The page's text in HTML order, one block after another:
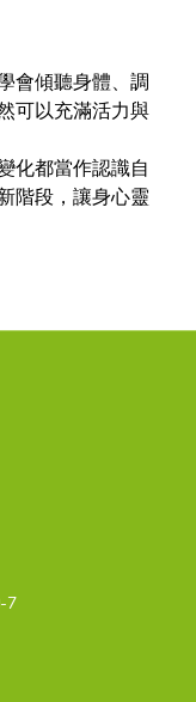
會傾聽身體、調
可以充滿活力與
化都當作認識自
階段，讓身心靈
7